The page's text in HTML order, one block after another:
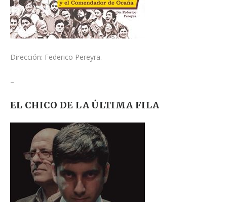
Dirección: Federico Pereyra.
–
EL CHICO DE LA ÚLTIMA FILA